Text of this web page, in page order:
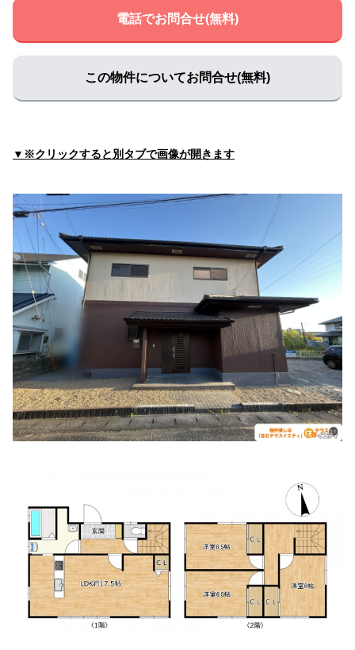
住所:山口県山口市湯田温泉３丁目１−２４ マップで見る
おおどの診療所
住所:山口県山口市石観音町４−４ マップで見る
山口県山口市赤妻町３−３３−１
住所:山口県山口市葵１丁目４−７３ マップで見る
山口病院総合健診センター
住所: 山口県山口市駅通り２丁目１０−７ マップで見る
こうとく内科
住所:
山口県山口市下市町１１−５ マップで見る
おおうちクリニック
住所: 山口県山口市大内千坊５丁目１−７ マップで見る
電話でお問合せ(無料)
この物件についてお問合せ(無料)
▼※クリックすると別タブで画像が開きます